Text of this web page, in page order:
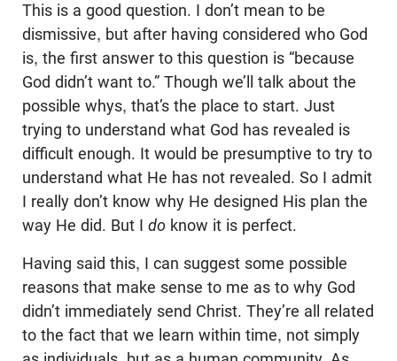
This is a good question. I don’t mean to be
dismissive, but after having considered who God
is, the first answer to this question is “because
God didn’t want to.” Though we’ll talk about the
possible whys, that’s the place to start. Just
trying to understand what God has revealed is
difficult enough. It would be presumptive to try to
understand what He has not revealed. So I admit
I really don’t know why He designed His plan the
way He did. But I do know it is perfect.
Having said this, I can suggest some possible
reasons that make sense to me as to why God
didn’t immediately send Christ. They’re all related
to the fact that we learn within time, not simply